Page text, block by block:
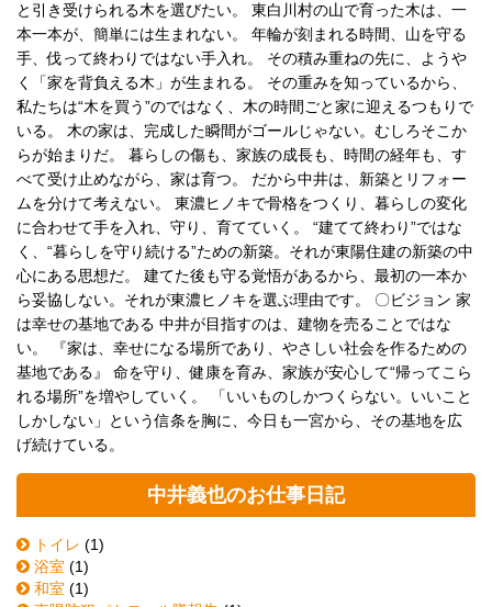
と引き受けられる木を選びたい。 東白川村の山で育った木は、一
本一本が、簡単には生まれない。 年輪が刻まれる時間、山を守る
手、伐って終わりではない手入れ。 その積み重ねの先に、ようや
く「家を背負える木」が生まれる。 その重みを知っているから、
私たちは“木を買う”のではなく、木の時間ごと家に迎えるつもりで
いる。 木の家は、完成した瞬間がゴールじゃない。むしろそこか
らが始まりだ。 暮らしの傷も、家族の成長も、時間の経年も、す
べて受け止めながら、家は育つ。 だから中井は、新築とリフォー
ムを分けて考えない。 東濃ヒノキで骨格をつくり、暮らしの変化
に合わせて手を入れ、守り、育てていく。 “建てて終わり”ではな
く、“暮らしを守り続ける”ための新築。それが東陽住建の新築の中
心にある思想だ。 建てた後も守る覚悟があるから、最初の一本か
ら妥協しない。それが東濃ヒノキを選ぶ理由です。 〇ビジョン 家
は幸せの基地である 中井が目指すのは、建物を売ることではな
い。 『家は、幸せになる場所であり、やさしい社会を作るための
基地である』 命を守り、健康を育み、家族が安心して“帰ってこら
れる場所”を増やしていく。 「いいものしかつくらない。いいこと
しかしない」という信条を胸に、今日も一宮から、その基地を広
げ続けている。
中井義也のお仕事日記
トイレ (1)
浴室 (1)
和室 (1)